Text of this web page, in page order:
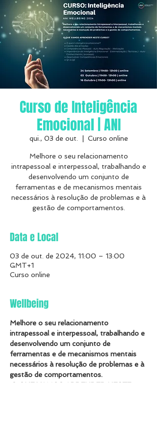
Curso de Inteligência
Emocional | ANI
qui., 03 de out. Curso online
Melhore o seu relacionamento
intrapessoal e interpessoal, trabalhando e
desenvolvendo um conjunto de
ferramentas e de mecanismos mentais
necessários à resolução de problemas e à
gestão de comportamentos.
Data e Local
03 de out. de 2024, 11:00 – 13:00
GMT+1
Curso online
Wellbeing
Melhore o seu relacionamento
intrapessoal e interpessoal, trabalhando e
desenvolvendo um conjunto de
ferramentas e de mecanismos mentais
necessários à resolução de problemas e à
gestão de comportamentos.
O QUE VAMOS APRENDER NESTE